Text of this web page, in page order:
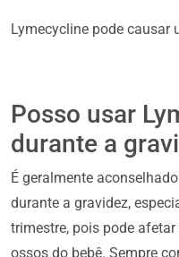
Lymecycline pode causar
Posso usar
durante a
É geralmente
durante a gravidez,
trimestre, pois pode
ossos do bebê. Sempre